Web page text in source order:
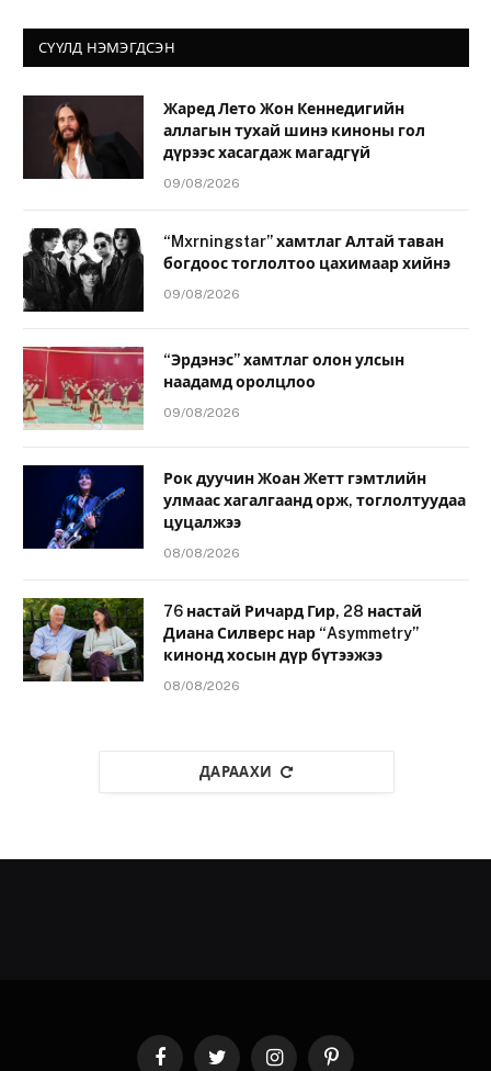
СҮҮЛД НЭМЭГДСЭН
Жаред Лето Жон Кеннедигийн
аллагын тухай шинэ киноны гол
дүрээс хасагдаж магадгүй
09/08/2026
“Mxrningstar” хамтлаг Алтай таван
богдоос тоглолтоо цахимаар хийнэ
09/08/2026
“Эрдэнэс” хамтлаг олон улсын
наадамд оролцлоо
09/08/2026
Рок дуучин Жоан Жетт гэмтлийн
улмаас хагалгаанд орж, тоглолтуудаа
цуцалжээ
08/08/2026
76 настай Ричард Гир, 28 настай
Диана Силверс нар “Asymmetry”
кинонд хосын дүр бүтээжээ
08/08/2026
ДАРААХИ
FacebookTwitter InstagramPinterest